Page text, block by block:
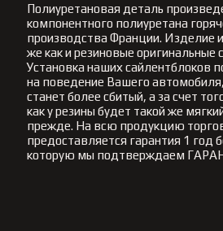
Полиуретановая деталь
компонентного полиуретана
производства Франции. Изделие
же как и резиновые оригинальные
Установка наших сайлентблоков
на поведение Вашего
станет более сбитый, а за счет
как у резины будет такой же
прежде. На всю продукцию
предоставляется гарантия 1 год
которую мы подтверждаем